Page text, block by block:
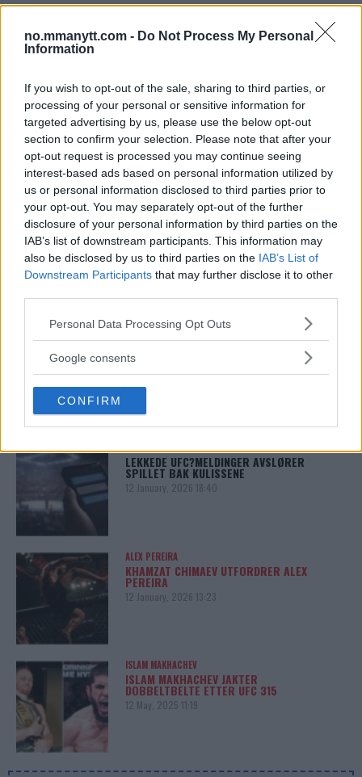
no.mmanytt.com - Do Not Process My Personal
Information
If you wish to opt-out of the sale, sharing to third parties, or
processing of your personal or sensitive information for
targeted advertising by us, please use the below opt-out
section to confirm your selection. Please note that after your
opt-out request is processed you may continue seeing
interest-based ads based on personal information utilized by
us or personal information disclosed to third parties prior to
your opt-out. You may separately opt-out of the further
disclosure of your personal information by third parties on the
IAB’s list of downstream participants. This information may
also be disclosed by us to third parties on the IAB’s List of
Downstream Participants that may further disclose it to other
Please note that this website/app uses one or more Google
not limited to your visit or usage behaviour. You may click to
use your data for below specified purposes in below Google
consent section.
Personal Data Processing Opt Outs
Google consents
CONFIRM
You must belogged into post a comment.
SISTE NYTT
DILLON DANIS
HYPE FC ØNSKER Å BOOKE DILLON DANIS
VS CHANKO ZAYNUKOV
13 January, 2026 15:37
ARMAN TSARUKYAN
ARMAN TSARUKYAN: – VINNER PADDY,
SVEKKES MINE TITTELMULIGHETER
13 January, 2026 11:02
UFC
LEKKEDE UFC?MELDINGER AVSLØRER
SPILLET BAK KULISSENE
12 January, 2026 18:40
ALEX PEREIRA
KHAMZAT CHIMAEV UTFORDRER ALEX
PEREIRA
12 January, 2026 13:23
ISLAM MAKHACHEV
ISLAM MAKHACHEV JAKTER
DOBBELTBELTE ETTER UFC 315
12 May, 2025 11:19